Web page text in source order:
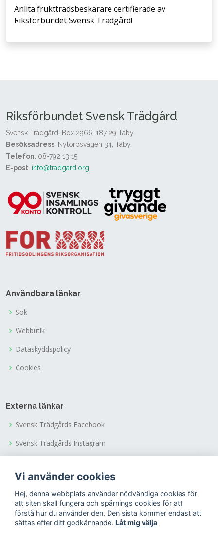
Anlita fruktträdsbeskärare certifierade av
Riksförbundet Svensk Trädgård!
Riksförbundet Svensk Trädgård
Svensk Trädgård, Box 2966, 187 29 Täby
Besöksadress: Nytorpsvägen 34, Täby
Telefon: 08-792 13 15
E-post: info@tradgard.org
Användbara länkar
Sök
Webbutik
Dataskyddspolicy
Cookies
Externa länkar
Svensk Trädgårds Facebook
Svensk Trädgårds Instagram
Tusen Trädgårdars Facebook
Tusen Trädgårdars Instagram
Vi använder cookies
Hej, denna webbplats använder nödvändiga cookies för
att siten skall fungera och spårnings cookies för att
förstå hur du använder den. Den sista kommer endast att
sättas efter ditt godkännande. Låt mig välja